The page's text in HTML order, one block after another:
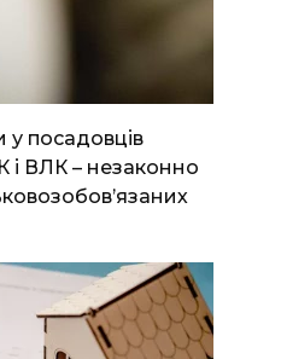
посадовців
і ВЛК – незаконно